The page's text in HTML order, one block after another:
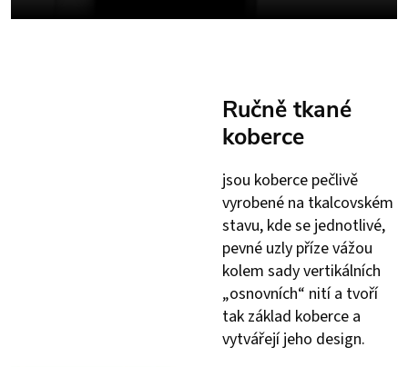
Ručně tkané
koberce
jsou koberce pečlivě
vyrobené na tkalcovském
stavu, kde se jednotlivé,
pevné uzly příze vážou
kolem sady vertikálních
„osnovních“ nití a tvoří
tak základ koberce a
vytvářejí jeho design.